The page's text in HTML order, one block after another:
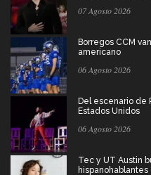
07 Agosto 2026
Borregos CCM
americano
06 Agosto 2026
Del escenario de
Estados Unidos
06 Agosto 2026
Tec y UT Austin
hispanohablantes